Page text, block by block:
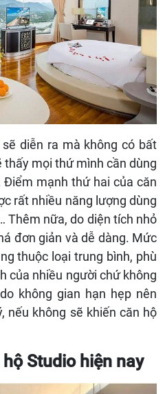
diễn ra mà không có bất
thấy mọi thứ mình cần dùng
mạnh thứ hai của căn
rất nhiều năng lượng dùng
Thêm nữa, do diện tích nhỏ
đơn giản và dễ dàng. Mức
thuộc loại trung bình, phù
của nhiều người chứ không
không gian hạn hẹp nên
nếu không sẽ khiến căn hộ
Studio hiện nay